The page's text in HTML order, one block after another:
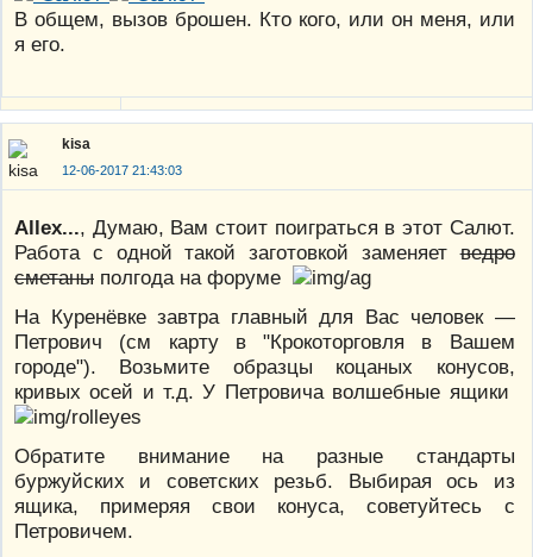
В общем, вызов брошен. Кто кого, или он меня, или
я его.
kisa
12-06-2017 21:43:03
Allex..., Думаю, Вам стоит поиграться в этот Салют.
Работа с одной такой заготовкой заменяетведро
сметаны полгода на форуме
На Куренёвке завтра главный для Вас человек —
Петрович (см карту в "Крокоторговля в Вашем
городе"). Возьмите образцы коцаных конусов,
кривых осей и т.д. У Петровича волшебные ящики
Обратите внимание на разные стандарты
буржуйских и советских резьб. Выбирая ось из
ящика, примеряя свои конуса, советуйтесь с
Петровичем.